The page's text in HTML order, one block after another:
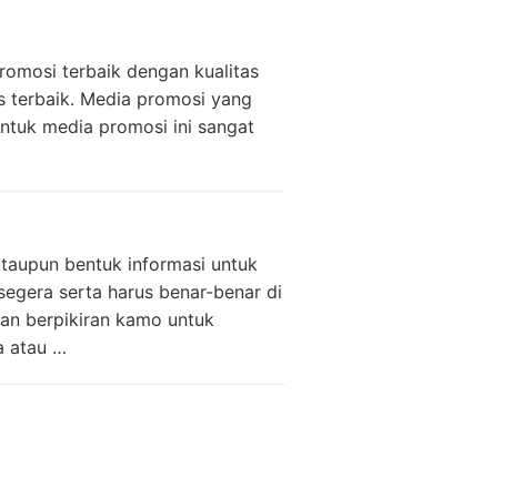
terbaik dengan kualitas
terbaik. Media promosi yang
media promosi ini sangat
bentuk informasi untuk
serta harus benar-benar di
berpikiran kamo untuk
atau …